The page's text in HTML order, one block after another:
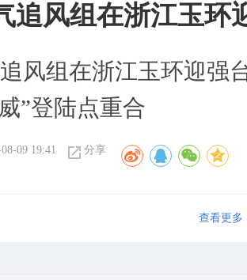
追风组在浙江玉环
风组在浙江玉环迎强
”登陆点重合
09 19:41 分享
查看更多